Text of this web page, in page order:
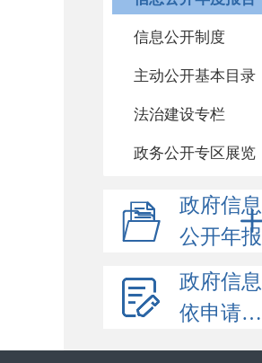
信息公开制度
主动公开基本目录
法治建设专栏
政务公开专区展览
政府信息
公开年报
政府信息
依申请公开